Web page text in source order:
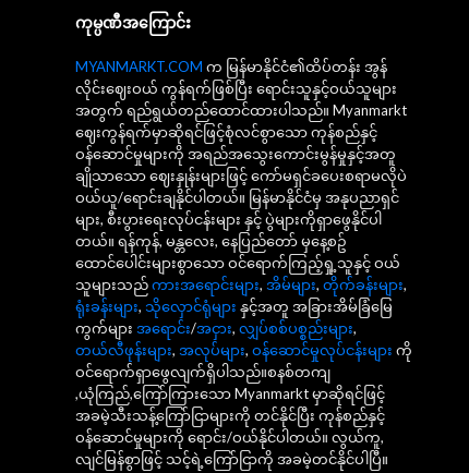
ကုမ္ပဏီအကြောင်း
MYANMARKT.COM က မြန်မာနိုင်ငံ၏ထိပ်တန်း အွန်
လိုင်းဈေးဝယ် ကွန်ရက်ဖြစ်ပြီး ရောင်းသူနှင့်ဝယ်သူများ
အတွက် ရည်ရွယ်တည်ထောင်ထားပါသည်။ Myanmarkt
ဈေးကွန်ရက်မှာဆိုရင်ဖြင့်စုံလင်စွာသော ကုန်စည်နှင့်
ဝန်ဆောင်မှုများကို အရည်အသွေးကောင်းမွန်မှုနှင့်အတူ
ချိုသာသော ဈေးနှုန်းများဖြင့် ကော်မရှင်ခပေးစရာမလိုပဲ
ဝယ်ယူ/ရောင်းချနိုင်ပါတယ်။ မြန်မာနိုင်ငံမှ အနုပညာရှင်
များ, စီးပွားရေးလုပ်ငန်းများ နှင့် ပွဲများကိုရှာဖွေနိုင်ပါ
တယ်။ ရန်ကုန်, မန္တလေး, နေပြည်တော် မှနေ့စဥ်
ထောင်ပေါင်းများစွာသော ဝင်ရောက်ကြည့်ရှု့သူနှင့် ဝယ်
သူများသည်ကားအရောင်းများ, အိမ်များ, တိုက်ခန်းများ,
ရုံးခန်းများ, သိုလှောင်ရုံများ နှင့်အတူ အခြားအိမ်ခြံမြေ
ကွက်များ အရောင်း/အငှား, လျှပ်စစ်ပစ္စည်းများ,
တယ်လီဖုန်းများ, အလုပ်များ, ဝန်ဆောင်မှုလုပ်ငန်းများ ကို
ဝင်ရောက်ရှာဖွေလျက်ရှိပါသည်။စနစ်တကျ
,ယုံကြည်,ကြော်ကြားသော Myanmarkt မှာဆိုရင်ဖြင့်
အခမဲ့သီးသန့်ကြော်ငြာများကို တင်နိုင်ပြီး ကုန်စည်နှင့်
ဝန်ဆောင်မှုများကို ရောင်း/ဝယ်နိုင်ပါတယ်။ လွယ်ကူ,
လျင်မြန်စွာဖြင့် သင့်ရဲ့ကြော်ငြာကို အခမဲ့တင်နိုင်ပါပြီ။